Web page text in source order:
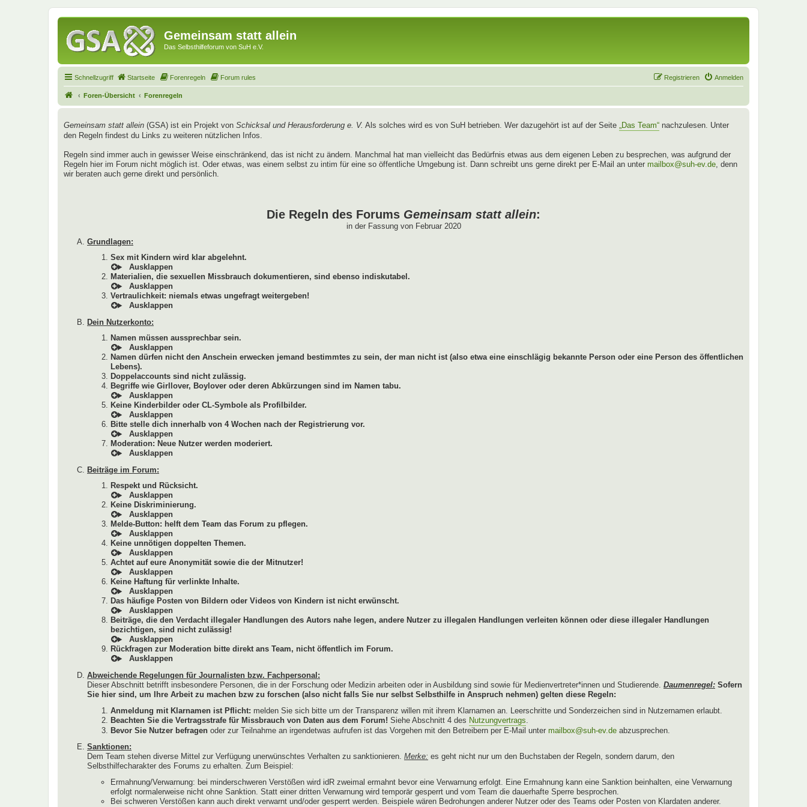
Gemeinsam statt allein
Das Selbsthilfeforum von SuH e.V.
Schnellzugriff Startseite Forenregeln Forum rules Anmelden
Registrieren
Foren-Übersicht Forenregeln
Gemeinsam statt allein (GSA) ist ein Projekt von Schicksal und Herausforderung e. V. Als solches wird es von SuH betrieben. Wer dazugehört ist auf der Seite „Das Team“ nachzulesen. Unter
den Regeln findest du Links zu weiteren nützlichen Infos.
Regeln sind immer auch in gewisser Weise einschränkend, das ist nicht zu ändern. Manchmal hat man vielleicht das Bedürfnis etwas aus dem eigenen Leben zu besprechen, was aufgrund der
Regeln hier im Forum nicht möglich ist. Oder etwas, was einem selbst zu intim für eine so öffentliche Umgebung ist. Dann schreibt uns gerne direkt per E-Mail an unter mailbox@suh-ev.de , denn
wir beraten auch gerne direkt und persönlich.
Die Regeln des Forums Gemeinsam statt allein:
in der Fassung von Februar 2020
Grundlagen:
Sex mit Kindern wird klar abgelehnt.
Materialien, die sexuellen Missbrauch dokumentieren, sind ebenso indiskutabel.
Vertraulichkeit: niemals etwas ungefragt weitergeben!
Dein Nutzerkonto:
Namen müssen aussprechbar sein.
Namen dürfen nicht den Anschein erwecken jemand bestimmtes zu sein, der man nicht ist (also etwa eine einschlägig bekannte Person oder eine Person des öffentlichen
Lebens).
Doppelaccounts sind nicht zulässig.
Begriffe wie Girllover, Boylover oder deren Abkürzungen sind im Namen tabu.
Keine Kinderbilder oder CL-Symbole als Profilbilder.
Bitte stelle dich innerhalb von 4 Wochen nach der Registrierung vor.
Moderation: Neue Nutzer werden moderiert.
Beiträge im Forum:
Respekt und Rücksicht.
Keine Diskriminierung.
Melde-Button: helft dem Team das Forum zu pflegen.
Keine unnötigen doppelten Themen.
Achtet auf eure Anonymität sowie die der Mitnutzer!
Keine Haftung für verlinkte Inhalte.
Das häufige Posten von Bildern oder Videos von Kindern ist nicht erwünscht.
Beiträge, die den Verdacht illegaler Handlungen des Autors nahe legen, andere Nutzer zu illegalen Handlungen verleiten können oder diese illegaler Handlungen
bezichtigen, sind nicht zulässig!
Rückfragen zur Moderation bitte direkt ans Team, nicht öffentlich im Forum.
Abweichende Regelungen für Journalisten bzw. Fachpersonal:
Dieser Abschnitt betrifft insbesondere Personen, die in der Forschung oder Medizin arbeiten oder in Ausbildung sind sowie für Medienvertreter*innen und Studierende. Daumenregel: Sofern
Sie hier sind, um Ihre Arbeit zu machen bzw zu forschen (also nicht falls Sie nur selbst Selbsthilfe in Anspruch nehmen) gelten diese Regeln:
Anmeldung mit Klarnamen ist Pflicht: melden Sie sich bitte um der Transparenz willen mit ihrem Klarnamen an. Leerschritte und Sonderzeichen sind in Nutzernamen erlaubt.
Beachten Sie die Vertragsstrafe für Missbrauch von Daten aus dem Forum! Siehe Abschnitt 4 des Nutzungvertrags
Bevor Sie Nutzer befragen oder zur Teilnahme an irgendetwas aufrufen ist das Vorgehen mit den Betreibern per E-Mail unter mailbox@suh-ev.de abzusprechen.
Sanktionen:
Dem Team stehen diverse Mittel zur Verfügung unerwünschtes Verhalten zu sanktionieren. Merke: es geht nicht nur um den Buchstaben der Regeln, sondern darum, den
Selbsthilfecharakter des Forums zu erhalten. Zum Beispiel:
Ermahnung/Verwarnung: bei minderschweren Verstößen wird idR zweimal ermahnt bevor eine Verwarnung erfolgt. Eine Ermahnung kann eine Sanktion beinhalten, eine Verwarnung
erfolgt normalerweise nicht ohne Sanktion. Statt einer dritten Verwarnung wird temporär gesperrt und vom Team die dauerhafte Sperre besprochen.
Bei schweren Verstößen kann auch direkt verwarnt und/oder gesperrt werden. Beispiele wären Bedrohungen anderer Nutzer oder des Teams oder Posten von Klardaten anderer.